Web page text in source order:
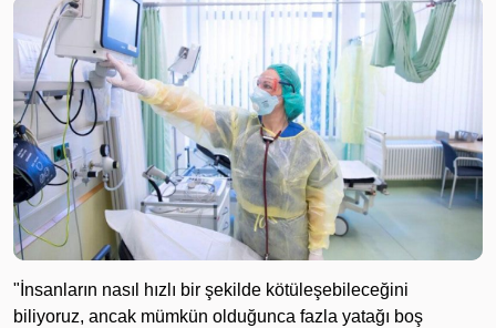
"İnsanların nasıl hızlı bir şekilde kötüleşebileceğini
biliyoruz, ancak mümkün olduğunca fazla yatağı boş